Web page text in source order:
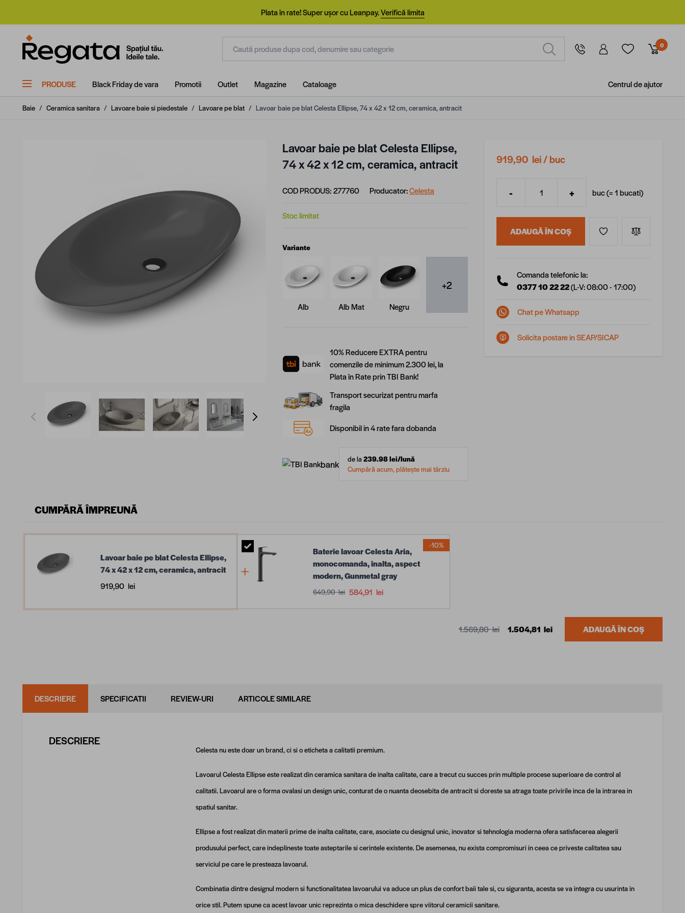
Plata în rate! Super ușor cu Leanpay.Verifică limita
0
PRODUSE Black Friday de vara Promotii Outlet Magazine Cataloage Centrul de ajutor
Baie / Ceramica sanitara / Lavoare baie si piedestale / Lavoare pe blat / Lavoar baie pe blat Celesta Ellipse, 74 x 42 x 12 cm, ceramica, antracit
View larger imageView larger imageView larger imageView larger imageView larger image
Lavoar baie pe blat Celesta Ellipse,
74 x 42 x 12 cm, ceramica, antracit
COD PRODUS:277760 Producator:Celesta
Stoc limitat
Variante
Alb Alb Mat Negru
+2
10% Reducere EXTRA pentru
comenzile de minimum 2.300 lei, la
Plata în Rate prin TBI Bank!
Transport securizat pentru marfa
fragila
Disponibil in 4 rate fara dobanda
bank de la239.98lei/lună
Cumpără acum, plătește mai târziu
919,90 lei/ buc
Cantitate
- + buc (=1bucati)
ADAUGĂ ÎN COȘ
Comanda telefonic la:
0377 10 22 22(L-V: 08:00 - 17:00)
Chat pe Whatsapp
Solicita postare in SEAP/SICAP
CUMPĂRĂ ÎMPREUNĂ
Lavoar baie pe blat Celesta Ellipse,
74 x 42 x 12 cm, ceramica, antracit
919,90 lei
Baterie lavoar Celesta Aria,
monocomanda, inalta, aspect
modern, Gunmetal gray
649,90 lei 584,91 lei
-10%
1.569,80 lei 1.504,81 lei ADAUGĂ ÎN COȘ
DESCRIERE SPECIFICATII REVIEW-URI ARTICOLE SIMILARE
DESCRIERE
Celesta nu este doar un brand, ci si o eticheta a calitatii premium.
Lavoarul Celesta Ellipse este realizat din ceramica sanitara de inalta calitate, care a trecut cu succes prin multiple procese superioare de control al
calitatii. Lavoarul are o forma ovalasi un design unic, conturat de o nuanta deosebita de antracit si doreste sa atraga toate privirile inca de la intrarea in
spatiul sanitar.
Ellipse a fost realizat din materii prime de inalta calitate, care, asociate cu designul unic, inovator si tehnologia moderna ofera satisfacerea alegerii
produsului perfect, care indeplineste toate asteptarile si cerintele existente. De asemenea, nu exista compromisuri in ceea ce priveste calitatea sau
serviciul pe care le presteaza lavoarul.
Combinatia dintre designul modern si functionalitatea lavoarului va aduce un plus de confort baii tale si, cu siguranta, acesta se va integra cu usurinta in
orice stil. Putem spune ca acest lavoar unic reprezinta o mica deschidere spre viitorul ceramicii sanitare.